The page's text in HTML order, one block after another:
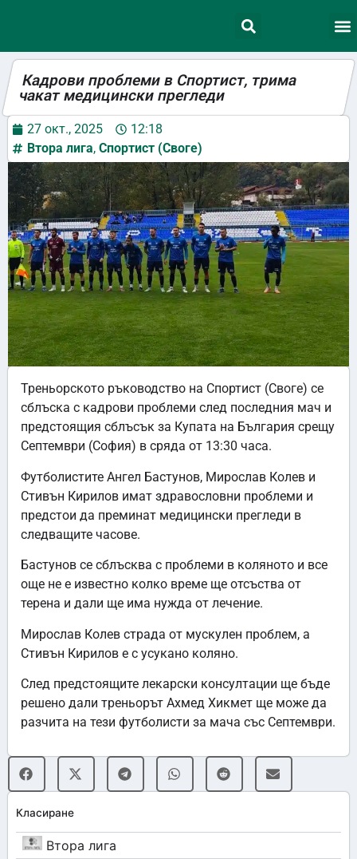
Класиране
Втора лига
Кадрови проблеми в Спортист, трима
чакат медицински прегледи
27 окт., 2025
12:18
Втора лига, Спортист (Своге)
Треньорското ръководство на Спортист (Своге) се
сблъска с кадрови проблеми след последния мач и
предстоящия сблъсък за Купата на България срещу
Септември (София) в сряда от 13:30 часа.
Футболистите Ангел Бастунов, Мирослав Колев и
Стивън Кирилов имат здравословни проблеми и
предстои да преминат медицински прегледи в
следващите часове.
Бастунов се сблъсква с проблеми в коляното и все
още не е известно колко време ще отсъства от
терена и дали ще има нужда от лечение.
Мирослав Колев страда от мускулен проблем, а
Стивън Кирилов е с усукано коляно.
След предстоящите лекарски консултации ще бъде
решено дали треньорът Ахмед Хикмет ще може да
разчита на тези футболисти за мача със Септември.